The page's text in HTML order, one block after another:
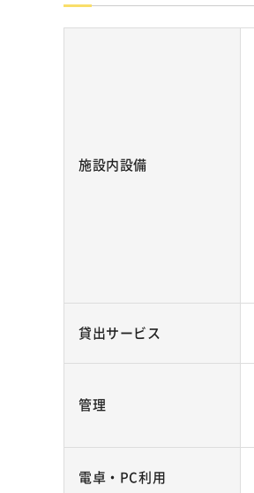
施設内設備
貸出サービス
管理
電卓・PC利用